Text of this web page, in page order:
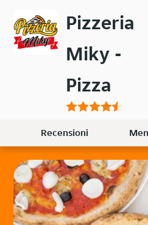
contenuto
principale
Pizzeria
Miky -
Pizza
Recensioni